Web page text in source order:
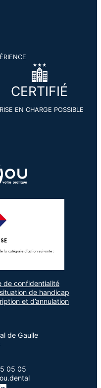
CERTIFIÉ
EN CHARGE POSSIBLE
de confidentialité
de handicap
et d’annulation
de Gaulle
05 05